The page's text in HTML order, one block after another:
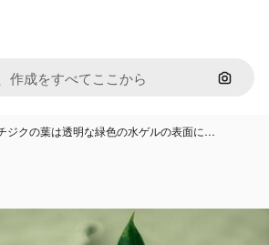
画像で
ジクの葉は透明な緑色の水ゲルの表面に…